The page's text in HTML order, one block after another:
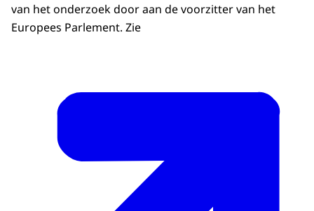
van het onderzoek door aan de voorzitter van het
Europees Parlement. Zie